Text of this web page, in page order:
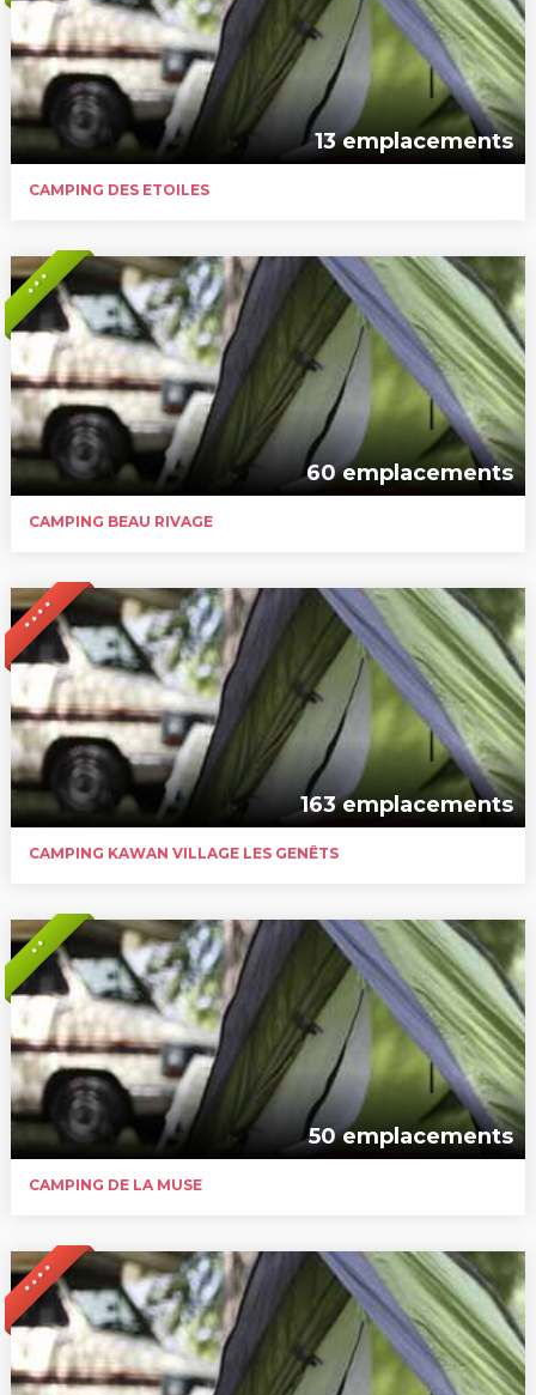
13 emplacements
CAMPING DES ETOILES
* * *
60 emplacements
CAMPING BEAU RIVAGE
* * * *
163 emplacements
CAMPING KAWAN VILLAGE LES GENÊTS
* *
50 emplacements
CAMPING DE LA MUSE
* * * *